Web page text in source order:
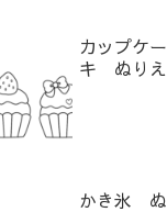
カップケー
キ ぬりえ
かき氷 ぬ